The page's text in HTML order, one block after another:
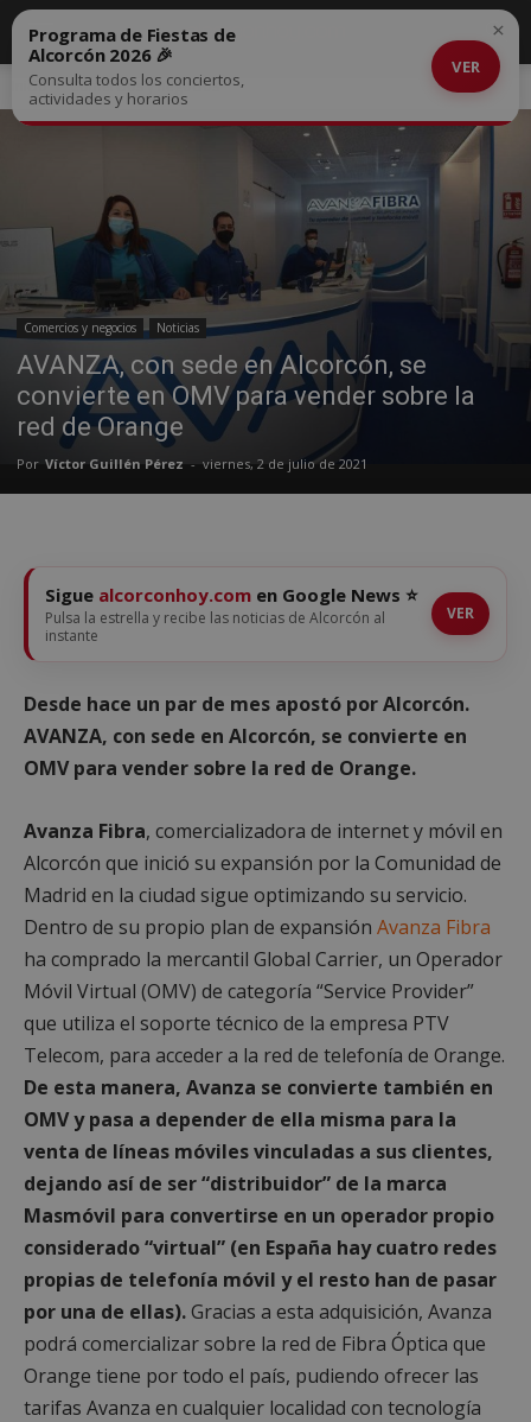
Inicio Comercios y negocios
Comercios y negocios Noticias
AVANZA, con sede en Alcorcón, se
convierte en OMV para vender sobre la
red de Orange
Por Víctor Guillén Pérez - viernes, 2 de julio de 2021
Programa de Fiestas de
Alcorcón 2026 🎉
Consulta todos los conciertos,
actividades y horarios
VER
×
Sigue alcorconhoy.com en Google News ⭐
Pulsa la estrella y recibe las noticias de Alcorcón al
instante
VER
Desde hace un par de mes apostó por Alcorcón.
AVANZA, con sede en Alcorcón, se convierte en
OMV para vender sobre la red de Orange.
Avanza Fibra, comercializadora de internet y móvil en
Alcorcón que inició su expansión por la Comunidad de
Madrid en la ciudad sigue optimizando su servicio.
Dentro de su propio plan de expansión Avanza Fibra
ha comprado la mercantil Global Carrier, un Operador
Móvil Virtual (OMV) de categoría “Service Provider”
que utiliza el soporte técnico de la empresa PTV
Telecom, para acceder a la red de telefonía de Orange.
De esta manera, Avanza se convierte también en
OMV y pasa a depender de ella misma para la
venta de líneas móviles vinculadas a sus clientes,
dejando así de ser “distribuidor” de la marca
Masmóvil para convertirse en un operador propio
considerado “virtual” (en España hay cuatro redes
propias de telefonía móvil y el resto han de pasar
por una de ellas).Gracias a esta adquisición, Avanza
podrá comercializar sobre la red de Fibra Óptica que
Orange tiene por todo el país, pudiendo ofrecer las
tarifas Avanza en cualquier localidad con tecnología